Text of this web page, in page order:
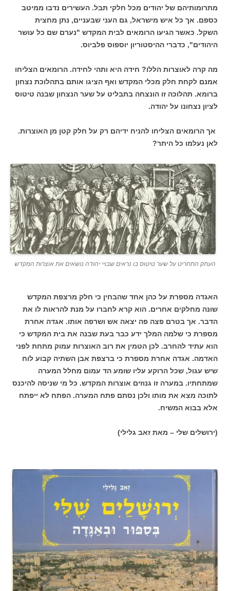
מתרומותיהם של יהודים מכל חלקי תבל. העשירים נדבו ממיטב
כספם. אך כל איש מישראל, גם העני שבעניים, נתן מחצית
השקל. כאשר הגיעו הרומאים לבית המקדש "נערם שם כל עושר
היהודים", כדברי ההיסטוריון יוספוס פלביוס.
מה קרה לאוצרות הללו? חידה היא ותהי לחידה. הרומאים הצליחו
אמנם לקחת חלק מכלי המקדש ואף הציגו אותם בתהלוכת נצחון
ברומא. תהלוכה זו הונצחה בתבליט על שער הנצחון שבנה טיטוס
לציון נצחונו על יהודה.
אך הרומאים הצליחו להניח ידיהם רק על חלק קטן מן האוצרות.
לאן נעלמו כל היתר?
העתק התחריט על שער טיטוס בו נראים שבויי יהודה נושאים את אוצרות המקדש
האגדה מספרת על כהן אחד שהבחין כי חלק מרצפת המקדש
שונה מחלקים אחרים. הוא קרא לחברו על מנת להראות לו את
הדבר. אך בטרם פצה פה יצאה אש ושרפה אותו. אגדה אחרת
מספרת כי שלמה המלך ידע כבר בעת שבנה את בית המקדש כי
הוא עתיד להחרב. לכן הטמין את רוב האוצרות עמוק מתחת לפני
האדמה. אגדה אחרת מספרת כי ברצפת אבן השתיה קבוע לוח
שיש עגול, שכל הרוקע עליו שומע הד עמום מחלל המערה
שמתחתיו. במערה זו גנוזים אוצרות המקדש. כל מי שניסה להיכנס
לתוכה מצא את מותו ולכן נסתם פתח המערה. הפתח לא ייפתח
אלא בבוא המשיח.
(ירושלים שלי – מאת זאב גלילי)